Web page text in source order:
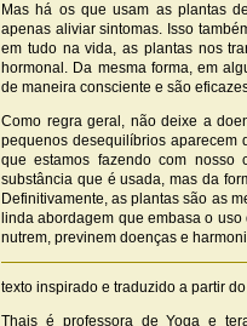
Mas há os que usam as plantas
apenas aliviar sintomas. Isso
em tudo na vida, as plantas nos
hormonal. Da mesma forma, em
de maneira consciente e são
Como regra geral, não deixe a
pequenos desequilíbrios aparecem
que estamos fazendo com nosso
substância que é usada, mas da
Definitivamente, as plantas são as
linda abordagem que embasa o
nutrem, previnem doenças e
texto inspirado e traduzido a partir
Thais é professora de Yoga e